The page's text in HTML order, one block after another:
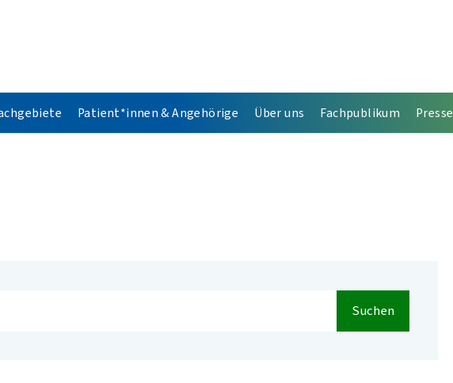
Patient*innen & Angehörige Über uns Fachpublikum Presse
Suchen